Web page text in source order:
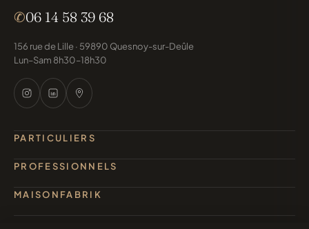
✆06 14 58 39 68
156 rue de Lille · 59890 Quesnoy-sur-Deûle
Lun–Sam 8h30–18h30
PARTICULIERS
PROFESSIONNELS
MAISONFABRIK